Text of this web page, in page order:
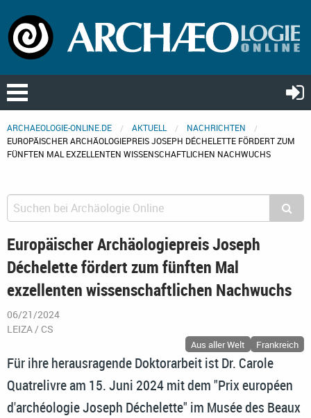
ARCHAEOLOGIE-ONLINE.DE AKTUELL
NACHRICHTEN
EUROPÄISCHER ARCHÄOLOGIEPREIS JOSEPH DÉCHELETTE FÖRDERT ZUM
FÜNFTEN MAL EXZELLENTEN WISSENSCHAFTLICHEN NACHWUCHS
Europäischer Archäologiepreis Joseph
Déchelette fördert zum fünften Mal
exzellenten wissenschaftlichen Nachwuchs
06/21/2024
LEIZA / CS
Aus aller Welt Frankreich
Für ihre herausragende Doktorarbeit ist Dr. Carole
Quatrelivre am 15. Juni 2024 mit dem "Prix européen
d'archéologie Joseph Déchelette" im Musée des Beaux